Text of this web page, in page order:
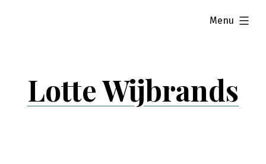
Lotte Wijbrands
Menu
expanded